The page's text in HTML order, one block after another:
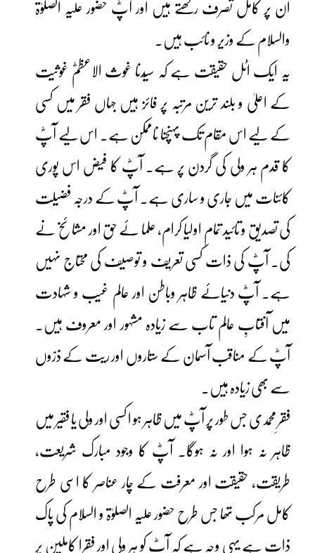
ان پر کامل تصرف رکھتے ہیں اور آپؓ حضور علیہ الصلوٰۃ
والسلام کے وزیر و نائب ہیں۔
یہ ایک اٹل حقیقت ہے کہ سیّدنا غوث الاعظمؓ غوثیت
کے اعلیٰ و بلند ترین مرتبہ پر فائز ہیں جہاں فقر میں کسی
کے لیے اس مقام تک پہنچنا ناممکن ہے۔ اس لیے آپؓ
کا قدم ہر ولی کی گردن پر ہے۔ آپؓ کا فیض اس پوری
کائنات میں جاری و ساری ہے۔ آپؓ کے درجہ فضیلت
کی تصدیق و تائید تمام اولیا کرام، علما ئے حق اور مشائخ نے
کی۔ آپؓ کی ذات کسی تعریف و توصیف کی محتاج نہیں
ہے۔ آپؓ دنیائے ظاہر وباطن اور عالم غیب و شہادت
میں آفتابِ عالم تاب سے زیادہ مشہور اور معروف ہیں۔
آپؓ کے مناقب آسمان کے ستاروں اور ریت کے ذرّوں
سے بھی زیادہ ہیں۔
فقرِ محمدی جس طور پر آپؓ میں ظاہر ہو ا کسی اور ولی یا فقیر میں
ظاہر نہ ہوا اور نہ ہوگا۔ آپؓ کا وجود مبارک شریعت،
طریقت، حقیقت اور معرفت کے چار عناصر کا اسی طرح
کامل مرکب تھا جس طرح حضور علیہ الصلوٰۃ و السلام کی پاک
ذات ہے یہی وجہ ہے کہ آپؓ کو ہر ولی اور فقرا کاملین پر